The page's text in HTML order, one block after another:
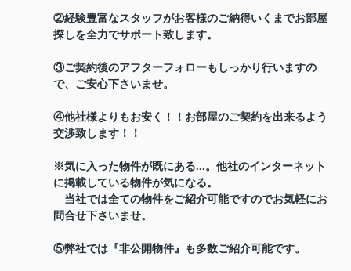
②経験豊富なスタッフがお客様のご納得いくまでお部屋
探しを全力でサポート致します。
③ご契約後のアフターフォローもしっかり行いますの
で、ご安心下さいませ。
④他社様よりもお安く！！お部屋のご契約を出来るよう
交渉致します！！
※気に入った物件が既にある...。他社のインターネット
に掲載している物件が気になる。
当社では全ての物件をご紹介可能ですのでお気軽にお
問合せ下さいませ。
⑤弊社では『非公開物件』も多数ご紹介可能です。